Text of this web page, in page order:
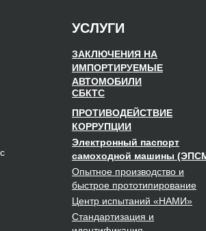
УСЛУГИ
ЗАКЛЮЧЕНИЯ НА
ИМПОРТИРУЕМЫЕ
АВТОМОБИЛИ
СБКТС
ПРОТИВОДЕЙСТВИЕ
КОРРУПЦИИ
Электронный паспорт
самоходной машины
Опытное производство и
быстрое прототипирование
Центр испытаний «НАМИ»
Стандартизация и